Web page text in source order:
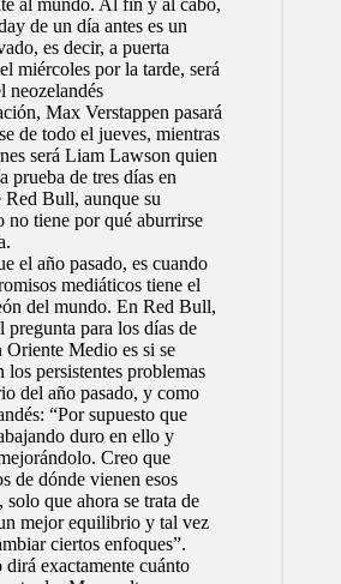
de un día antes es un
es decir, a puerta
miércoles por la tarde, será
neozelandés
Max Verstappen pasará
de todo el jueves, mientras
será Liam Lawson quien
prueba de tres días en
Red Bull, aunque su
no tiene por qué aburrirse
el año pasado, es cuando
mediáticos tiene el
del mundo. En Red Bull,
pregunta para los días de
Oriente Medio es si se
los persistentes problemas
del año pasado, y como
“Por supuesto que
duro en ello y
Creo que
de dónde vienen esos
solo que ahora se trata de
mejor equilibrio y tal vez
ciertos enfoques”.
exactamente cuánto